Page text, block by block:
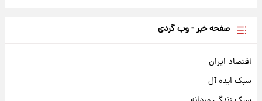
صفحه خبر - وب گردی
اقتصاد ایران
سبک ایده آل